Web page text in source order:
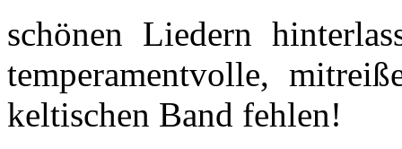
schönen Liedern
temperamentvolle,
keltischen Band fehlen!